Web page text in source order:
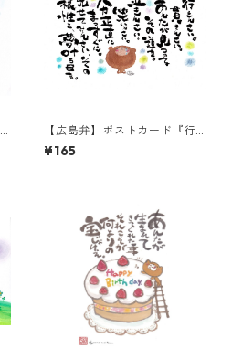
【広島弁】ポストカード『行
きんさい。貫きんさ
い。・・・』
¥165